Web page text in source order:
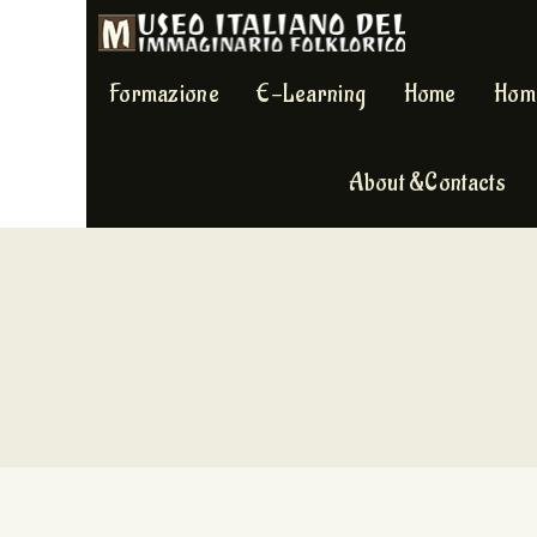
Formazione E-Learning Home
About &Contacts